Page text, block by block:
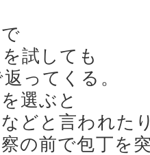
試しても
ってくる。
選ぶと
などと言われた
の前で包丁を